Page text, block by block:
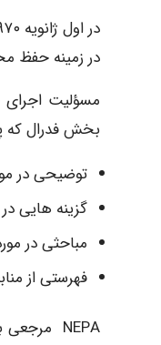
در زمینه حفظ محیط زیست بود که در ۱۱
بخش فدرال که
توضیحی در
گزینه هایی
مباحثی در
فهرستی از